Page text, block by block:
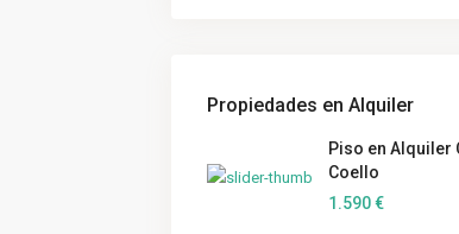
Propiedades en Alquiler
Piso en Alquiler
Coello
1.590 €